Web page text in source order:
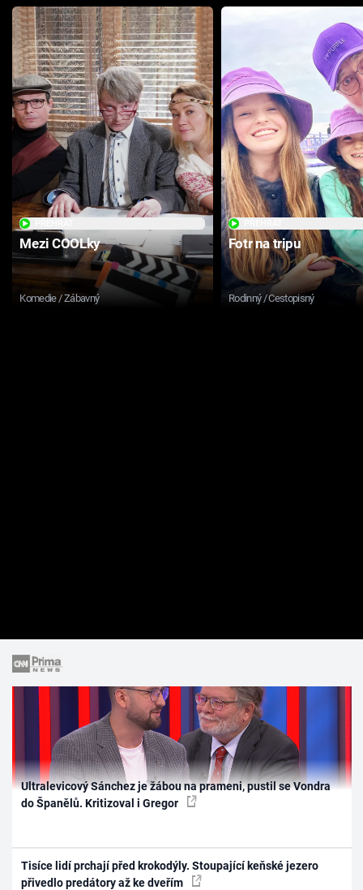
Mezi COOLky
Komedie / Zábavný
Fotr na tripu
Rodinný / Cestopisný
Ultralevicový Sánchez je žábou na prameni, pustil se Vondra
do Španělů. Kritizoval i Gregor
Tisíce lidí prchají před krokodýly. Stoupající keňské jezero
přivedlo predátory až ke dveřím